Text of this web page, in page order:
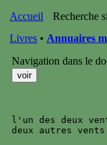
Accueil
Recherche
Livres • Annuaires
Navigation dans le
l'un des deux
deux autres